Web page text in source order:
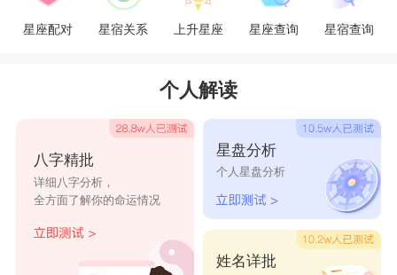
星座配对 星宿关系 上升星座 星座查询 星宿查询
个人解读
八字精批
详细八字分析，
全方面了解你的命运情况
星盘分析
个人星盘分析
姓名详批